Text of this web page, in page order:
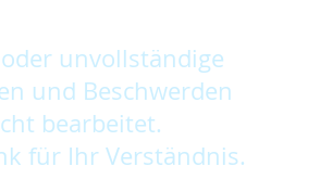
unvollständige
und Beschwerden
bearbeitet.
für Ihr Verständnis.